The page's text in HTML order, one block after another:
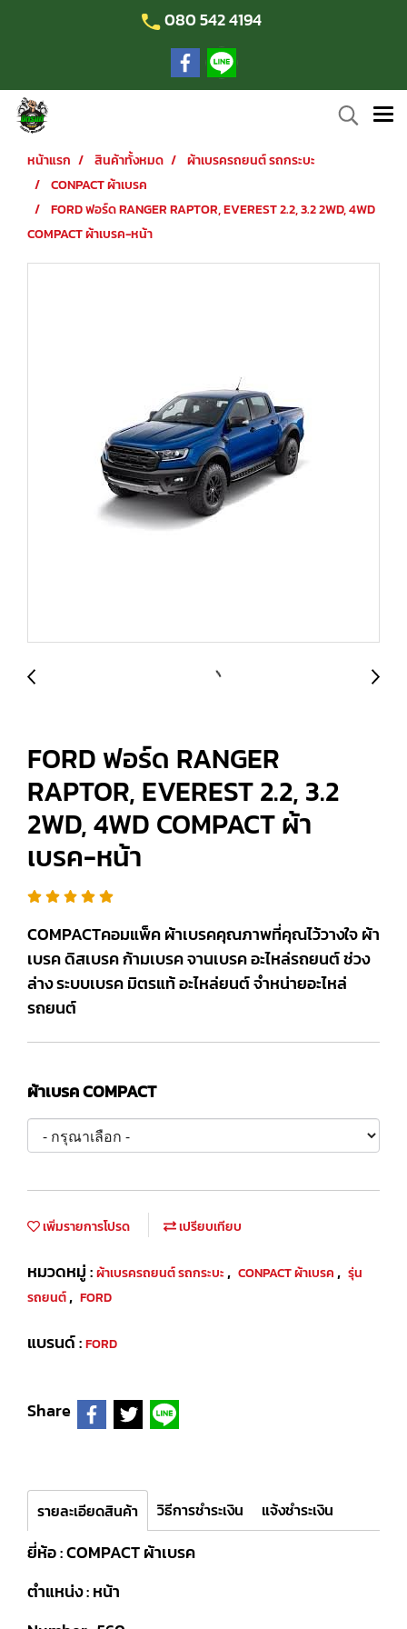
080 542 4194
หน้าแรก สินค้าทั้งหมด
ผ้าเบรครถยนต์ รถกระบะ
CONPACT ผ้าเบรค
FORD ฟอร์ด RANGER RAPTOR, EVEREST 2.2, 3.2 2WD, 4WD
COMPACT ผ้าเบรค-หน้า
FORD ฟอร์ด RANGER
RAPTOR, EVEREST 2.2, 3.2
2WD, 4WD COMPACT ผ้า
เบรค-หน้า
COMPACTคอมแพ็ค ผ้าเบรคคุณภาพที่คุณไว้วางใจ ผ้า
เบรค ดิสเบรค ก้ามเบรค จานเบรค อะไหล่รถยนต์ ช่วง
ล่าง ระบบเบรค มิตรแท้ อะไหล่ยนต์ จำหน่ายอะไหล่
รถยนต์
ผ้าเบรค COMPACT
เพิ่มรายการโปรด เปรียบเทียบ
หมวดหมู่ :ผ้าเบรครถยนต์ รถกระบะ, CONPACT ผ้าเบรค, รุ่น
รถยนต์, FORD
แบรนด์ :FORD
Share
รายละเอียดสินค้า วิธีการชำระเงิน แจ้งชำระเงิน
ยี่ห้อ : COMPACT ผ้าเบรค
ตำแหน่ง : หน้า